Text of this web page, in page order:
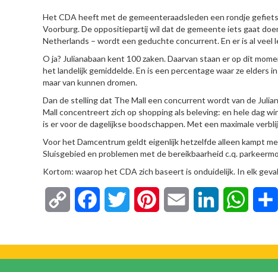
Het CDA heeft met de gemeenteraadsleden een rondje
Voorburg. De oppositiepartij wil dat de gemeente iets gaat
Netherlands – wordt een geduchte concurrent. En er is al
O ja? Julianabaan kent 100 zaken. Daarvan staan er op dit
het landelijk gemiddelde. En is een percentage waar ze elders
maar van kunnen dromen.
Dan de stelling dat The Mall een concurrent wordt van de
Mall concentreert zich op shopping als beleving: en hele dag
is er voor de dagelijkse boodschappen. Met een maximale
Voor het Damcentrum geldt eigenlijk hetzelfde alleen kampt
Sluisgebied en problemen met de bereikbaarheid c.q.
Kortom: waarop het CDA zich baseert is onduidelijk. In elk
Copy FacebookTwitter Pinterest Email LinkedIn